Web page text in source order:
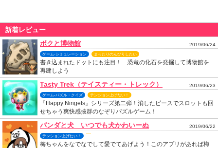
新着レビュー
ボクと博物館
2019/06/24
ゲーム-シミュレーション まったりのんびりしたい
書き込まれたドットにも注目！ 恐竜の化石を発掘して博物館を
再建しよう
Tasty Trek（テイスティー・トレック） 2019/06/23
ゲーム-パズル・クイズ テンション上げたい！
『Happy Ningels』シリーズ第二弾！消したピースでスロットも回
せちゃう爽快感抜群のなぞりパズルゲーム！
パンダと犬 いつでも犬かわいーぬ 2019/06/22
テンション上げたい！
梅ちゃんをなでなでして愛でてあげよう！このアプリがあれば梅